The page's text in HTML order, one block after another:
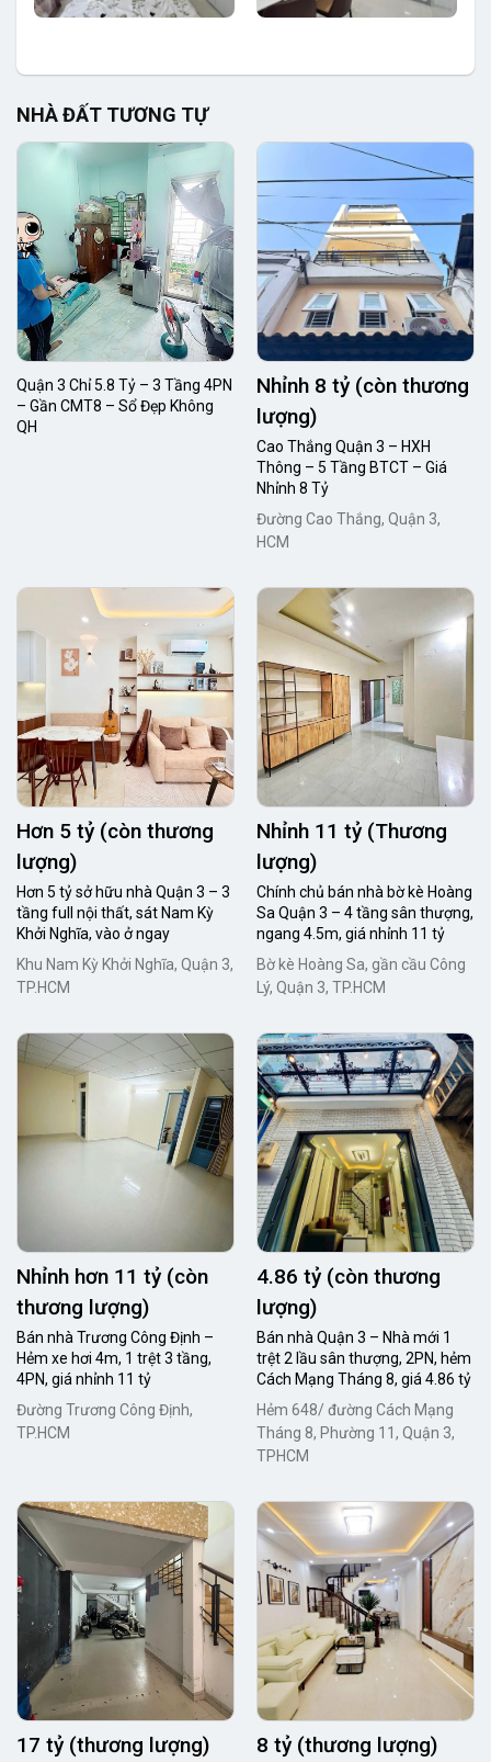
NHÀ ĐẤT TƯƠNG TỰ
Quận 3 Chỉ 5.8 Tỷ – 3 Tầng 4PN
– Gần CMT8 – Sổ Đẹp Không
QH
Nhỉnh 8 tỷ (còn thương
lượng)
Cao Thắng Quận 3 – HXH
Thông – 5 Tầng BTCT – Giá
Nhỉnh 8 Tỷ
Đường Cao Thắng, Quận 3,
HCM
Hơn 5 tỷ (còn thương
lượng)
Hơn 5 tỷ sở hữu nhà Quận 3 – 3
tầng full nội thất, sát Nam Kỳ
Khởi Nghĩa, vào ở ngay
Khu Nam Kỳ Khởi Nghĩa, Quận 3,
TP.HCM
Nhỉnh 11 tỷ (Thương
lượng)
Chính chủ bán nhà bờ kè Hoàng
Sa Quận 3 – 4 tầng sân thượng,
ngang 4.5m, giá nhỉnh 11 tỷ
Bờ kè Hoàng Sa, gần cầu Công
Lý, Quận 3, TP.HCM
Nhỉnh hơn 11 tỷ (còn
thương lượng)
Bán nhà Trương Công Định –
Hẻm xe hơi 4m, 1 trệt 3 tầng,
4PN, giá nhỉnh 11 tỷ
Đường Trương Công Định,
TP.HCM
4.86 tỷ (còn thương
lượng)
Bán nhà Quận 3 – Nhà mới 1
trệt 2 lầu sân thượng, 2PN, hẻm
Cách Mạng Tháng 8, giá 4.86 tỷ
Hẻm 648/ đường Cách Mạng
Tháng 8, Phường 11, Quận 3,
TPHCM
17 tỷ (thương lượng) 8 tỷ (thương lượng)